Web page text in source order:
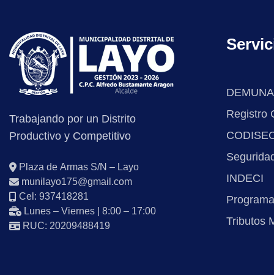
Trabajando por un Distrito
Productivo y Competitivo
Plaza de Armas S/N – Layo
munilayo175@gmail.com
Cel: 937418281
Lunes – Viernes | 8:00 – 17:00
RUC: 20209488419
DEMUNA
Registro
INDECI
Tributos